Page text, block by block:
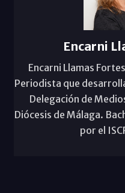
Encarni
Encarni Llamas
Periodista que
Delegación de
Diócesis de Málaga.
por el